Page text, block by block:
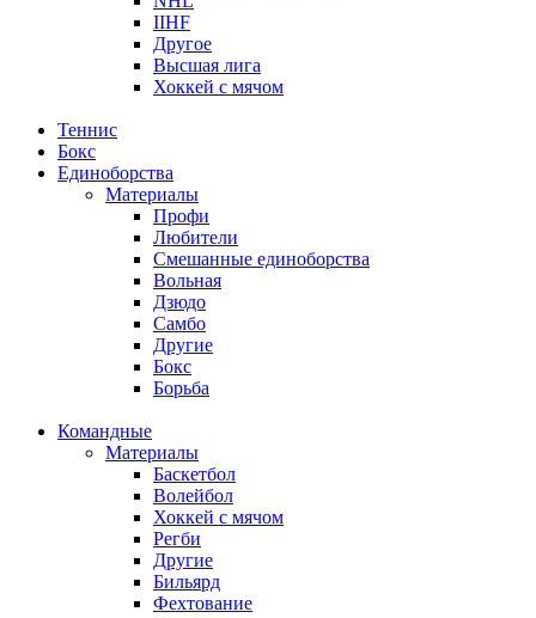
IIHF
Другое
Высшая лига
Хоккей с мячом
Теннис
Бокс
Единоборства
Материалы
Профи
Любители
Смешанные единоборства
Вольная
Дзюдо
Самбо
Другие
Бокс
Борьба
Командные
Материалы
Баскетбол
Волейбол
Хоккей с мячом
Регби
Другие
Бильярд
Фехтование